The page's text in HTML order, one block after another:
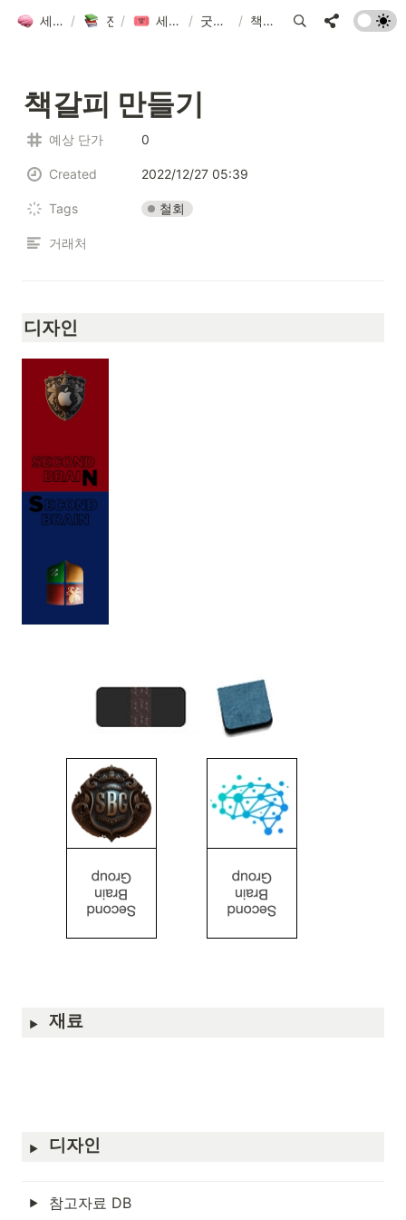
세컨드 브레인 그룹 위키 / 전체 자료 모음/ 세컨드브레인 굿즈 만들기 2023 / 굿즈 project_2023 / 책갈피 만들기
책갈피 만들기
예상 단가 0
Created 2022/12/27 05:39
Tags 철회
거래처
디자인
재료
디자인
참고자료 DB